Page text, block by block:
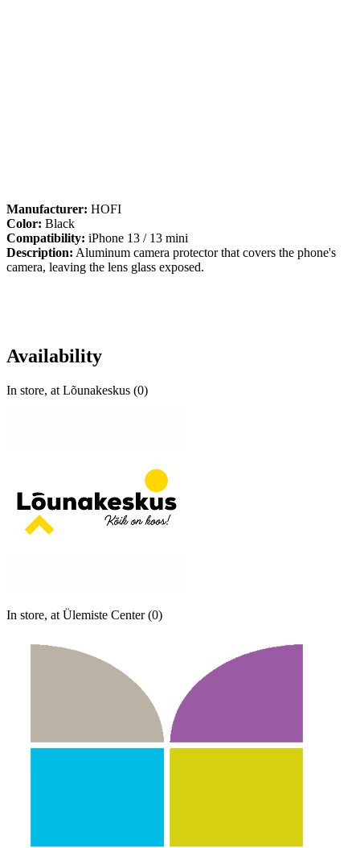
Manufacturer: HOFI
Color: Black
Compatibility: iPhone 13 / 13 mini
Description: Aluminum camera protector that covers the phone's
camera, leaving the lens glass exposed.
Availability
In store, at Lõunakeskus (0)
In store, at Ülemiste Center (0)